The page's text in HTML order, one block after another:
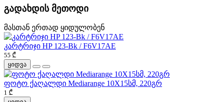
გადახდის მეთოდი
მასთან ერთად ყიდულობენ
კარტრიჯი HP 123-Bk / F6V17AE
55 ₾
ყიდვა
ფოტო ქაღალდი Mediarange 10X15სმ, 220გრ
1 ₾